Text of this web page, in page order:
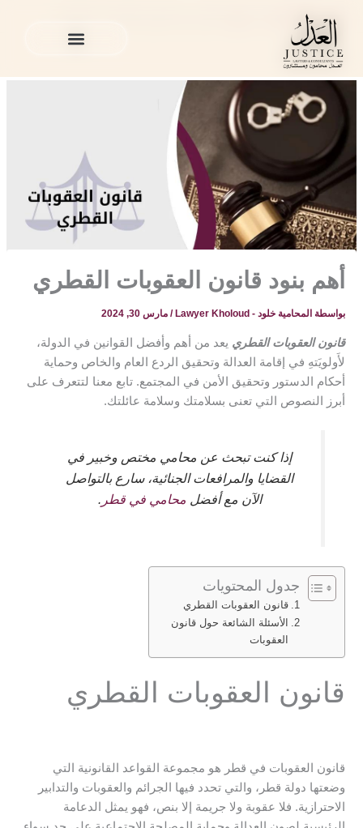
المحتوى
المدونة القانونية
أهم بنود قانون العقوبات القطري
بواسطة المحامية خلود - Lawyer Kholoud /مارس 30, 2024
قانون العقوبات القطري يعد من أهم وأفضل القوانين في الدولة،
لأَولويَتهِ في إقامة العدالة وتحقيق الردع العام والخاص وحماية
أحكام الدستور وتحقيق الأمن في المجتمع. تابع معنا لتتعرف على
أبرز النصوص التي تعنى بسلامتك وسلامة عائلتك.
إذا كنت تبحث عن محامي مختص وخبير في
القضايا والمرافعات الجنائية، سارع بالتواصل
الآن مع أفضل محامي في قطر .
جدول المحتويات
قانون العقوبات القطري
الأسئلة الشائعة حول قانون
العقوبات
قانون العقوبات القطري
قانون العقوبات في قطر هو مجموعة القواعد القانونية التي
وضعتها دولة قطر، والتي تحدد فيها الجرائم والعقوبات والتدابير
الاحترازية. فلا عقوبة ولا جريمة إلا بنص، فهو يمثل الدعامة